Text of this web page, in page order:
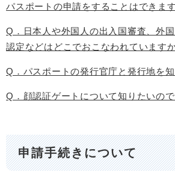
パスポートの申請をすることはできま
Q．日本人や外国人の出入国審査、外
認定などはどこでおこなわれています
Q．パスポートの発行官庁と発行地を
Q．顔認証ゲートについて知りたいので
申請手続きについて